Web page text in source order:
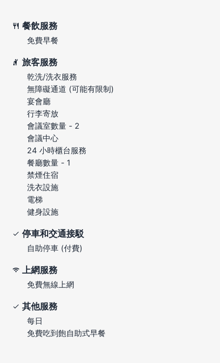
餐飲服務
免費早餐
旅客服務
乾洗/洗衣服務
無障礙通道 (可能有限制)
宴會廳
行李寄放
會議室數量 - 2
會議中心
24 小時櫃台服務
餐廳數量 - 1
禁煙住宿
洗衣設施
電梯
健身設施
停車和交通接駁
自助停車 (付費)
上網服務
免費無線上網
其他服務
每日
免費吃到飽自助式早餐